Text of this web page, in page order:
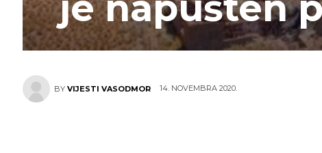
BY VIJESTI VASODMOR 14. NOVEMBRA 2020.